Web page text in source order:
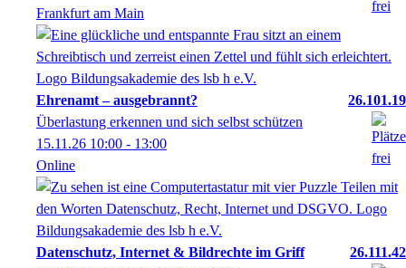
Frankfurt am Main
Ehrenamt – ausgebrannt?
26.101.19
Überlastung erkennen und sich selbst schützen
15.11.26 10:00 - 13:00
Online
Datenschutz, Internet & Bildrechte im Griff
26.111.42